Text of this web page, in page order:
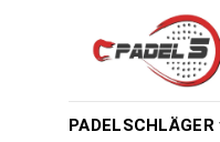
PADELSCHLÄGER